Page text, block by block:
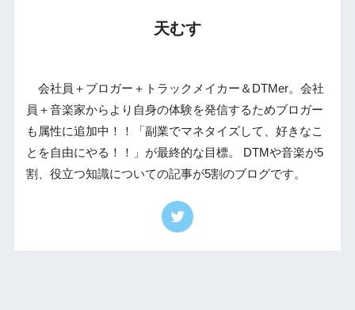
天むす
会社員＋ブロガー＋トラックメイカー＆DTMer。会社
員＋音楽家からより自身の体験を発信するためブロガー
も属性に追加中！！「副業でマネタイズして、好きなこ
とを自由にやる！！」が最終的な目標。 DTMや音楽が5
割、役立つ知識についての記事が5割のブログです。